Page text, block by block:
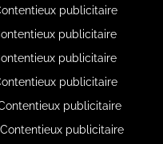
publicitaire
publicitaire
publicitaire
publicitaire
publicitaire
publicitaire